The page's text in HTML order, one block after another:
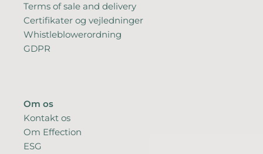
Terms of sale and delivery
Certifikater og vejledninger
Whistleblowerordning
GDPR
Om os
Kontakt os
Om Effection
ESG